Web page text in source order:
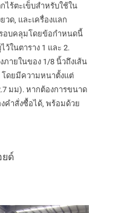
ไร้ตะเข็บสำหรับใช้ใน
วด, และเครื่องแลก
อบคลุมโดยข้อกำหนดนี้
ในตาราง 1 และ 2.
ายในของ 1/8 นิ้วถึงเส้น
โดยมีความหนาตั้งแต่
มม). หากต้องการขนาด
คำสั่งซื้อได้, พร้อมด้วย
ยด์